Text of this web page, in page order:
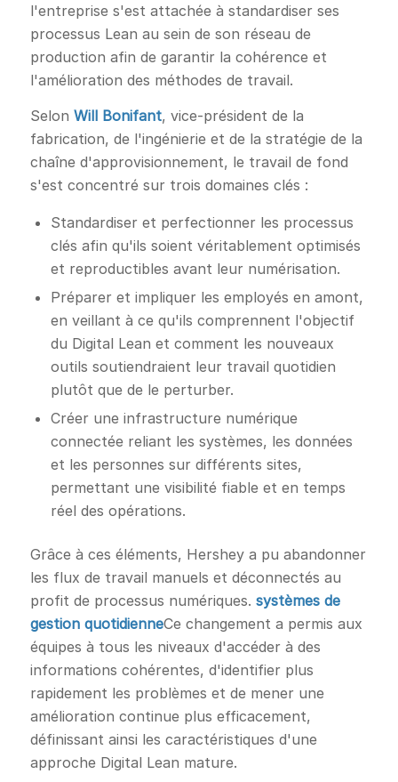
l'entreprise s'est attachée à standardiser ses
processus Lean au sein de son réseau de
production afin de garantir la cohérence et
l'amélioration des méthodes de travail.
Selon Will Bonifant, vice-président de la
fabrication, de l'ingénierie et de la stratégie de la
chaîne d'approvisionnement, le travail de fond
s'est concentré sur trois domaines clés :
Standardiser et perfectionner les processus
clés afin qu'ils soient véritablement optimisés
et reproductibles avant leur numérisation.
Préparer et impliquer les employés en amont,
en veillant à ce qu'ils comprennent l'objectif
du Digital Lean et comment les nouveaux
outils soutiendraient leur travail quotidien
plutôt que de le perturber.
Créer une infrastructure numérique
connectée reliant les systèmes, les données
et les personnes sur différents sites,
permettant une visibilité fiable et en temps
réel des opérations.
Grâce à ces éléments, Hershey a pu abandonner
les flux de travail manuels et déconnectés au
profit de processus numériques. systèmes de
gestion quotidienneCe changement a permis aux
équipes à tous les niveaux d'accéder à des
informations cohérentes, d'identifier plus
rapidement les problèmes et de mener une
amélioration continue plus efficacement,
définissant ainsi les caractéristiques d'une
approche Digital Lean mature.